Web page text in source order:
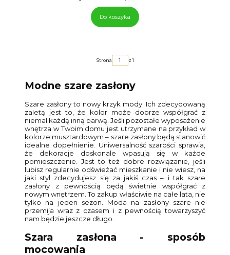
Do koszyka
Strona z 1
Modne szare zasłony
Szare zasłony to nowy krzyk mody. Ich zdecydowaną
zaletą jest to, że kolor może dobrze współgrać z
niemal każdą inną barwą. Jeśli pozostałe wyposażenie
wnętrza w Twoim domu jest utrzymane na przykład w
kolorze musztardowym – szare zasłony będą stanowić
idealne dopełnienie. Uniwersalność szarości sprawia,
że dekoracje doskonale wpasują się w każde
pomieszczenie. Jest to też dobre rozwiązanie, jeśli
lubisz regularnie odświeżać mieszkanie i nie wiesz, na
jaki styl zdecydujesz się za jakiś czas – i tak szare
zasłony z pewnością będą świetnie współgrać z
nowym wnętrzem. To zakup właściwie na całe lata, nie
tylko na jeden sezon. Moda na zasłony szare nie
przemija wraz z czasem i z pewnością towarzyszyć
nam będzie jeszcze długo.
Szara zasłona - sposób
mocowania